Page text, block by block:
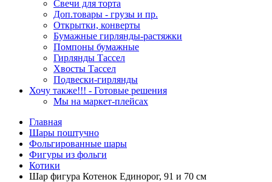
Свечи для торта
Доп.товары - грузы и пр.
Открытки, конверты
Бумажные гирлянды-растяжки
Помпоны бумажные
Гирлянды Тассел
Хвосты Тассел
Подвески-гирлянды
Хочу также!!! - Готовые решения
Мы на маркет-плейсах
Главная
Шары поштучно
Фольгированные шары
Фигуры из фольги
Котики
Шар фигура Котенок Единорог, 91 и 70 см